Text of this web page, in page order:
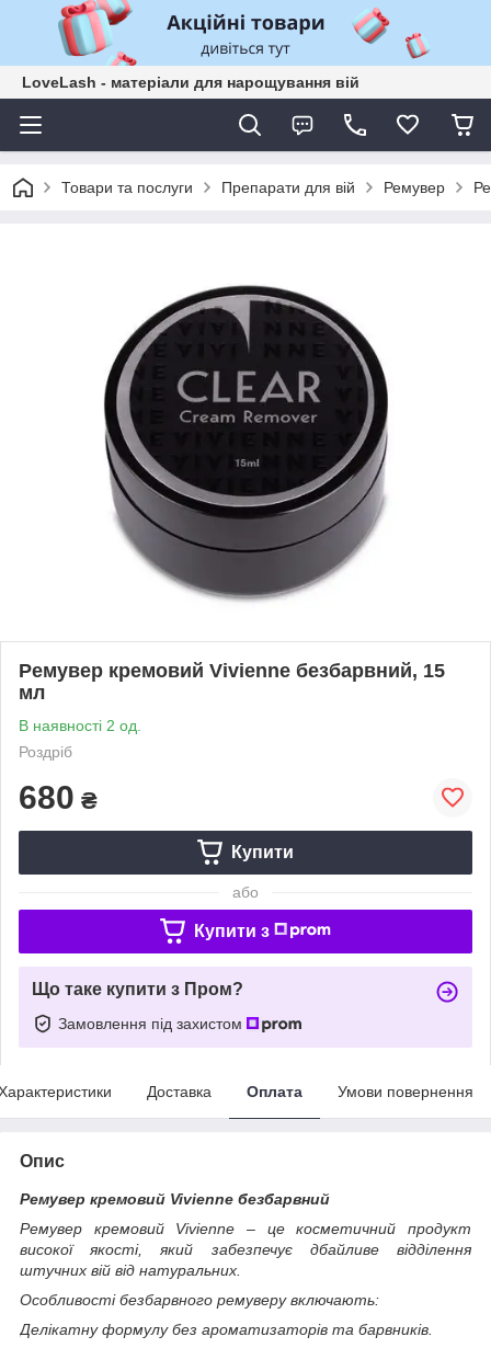
LoveLash - матеріали для нарощування вій
Товари та послуги Препарати для вій Ремувер
Ремувер кремовий Vivienne безбарвний, 15
мл
В наявності 2 од.
Роздріб
680 ₴
Купити
або
Купити з
Що таке купити з Пром?
Замовлення під захистом
Доставка Оплата Умови повернення
Опис
Ремувер кремовий Vivienne безбарвний
Ремувер кремовий Vivienne – це косметичний продукт
високої якості, який забезпечує дбайливе відділення
штучних вій від натуральних.
Особливості безбарвного ремуверу включають:
Делікатну формулу без ароматизаторів та барвників.